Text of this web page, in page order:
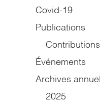
Covid-19
Publications
Contributions
Événements
Archives
2025